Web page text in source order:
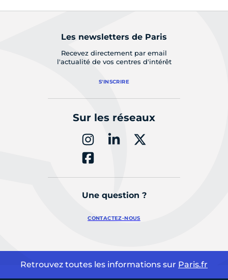
Les newsletters de Paris
Recevez directement par email
l'actualité de vos centres d'intérêt
S'INSCRIRE
Sur les réseaux
Une question ?
CONTACTEZ-NOUS
Retrouvez toutes les informations sur Paris.fr